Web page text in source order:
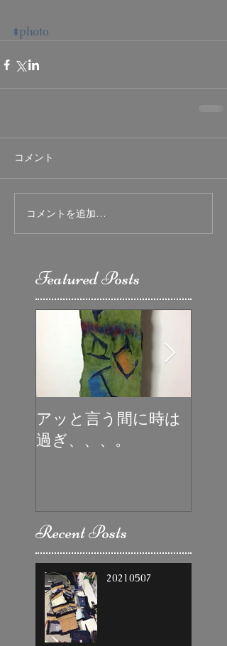
Featured Posts
Recent Posts
#photo
コメント
コメントを追加…
アッと言う間に時は
過ぎ、、、。
20210507